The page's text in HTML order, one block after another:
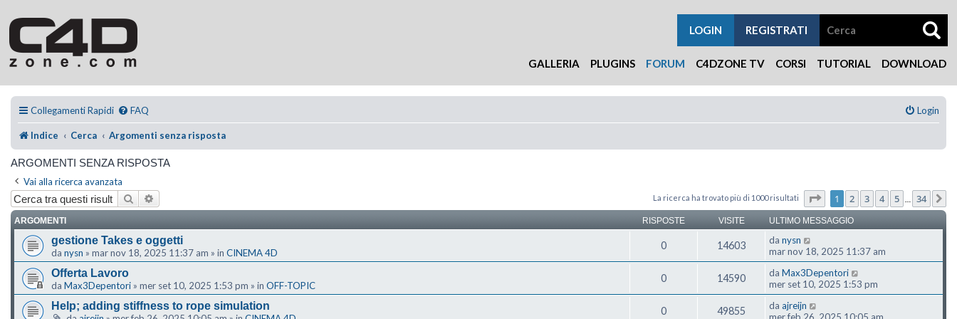
GALLERIA PLUGINS FORUM C4DZONE TV CORSI TUTORIAL DOWNLOAD
REGISTRATI
LOGIN
Collegamenti Rapidi FAQ Login
Indice Cerca Argomenti senza risposta
ARGOMENTI SENZA RISPOSTA
Vai alla ricerca avanzata
Cerca La ricerca ha trovato più di 1000 risultati Pagina di 34
1 2 3 4 5 34
ARGOMENTI RISPOSTE VISITE ULTIMO MESSAGGIO
gestione Takes e oggetti
da nysn » mar nov 18, 2025 11:37 am » in CINEMA 4D
0 14603 da nysn
mar nov 18, 2025 11:37 am
Offerta Lavoro
da Max3Depentori » mer set 10, 2025 1:53 pm » in OFF-TOPIC
0 14590 da Max3Depentori
mer set 10, 2025 1:53 pm
Help; adding stiffness to rope simulation 0 49855 da ajreijn